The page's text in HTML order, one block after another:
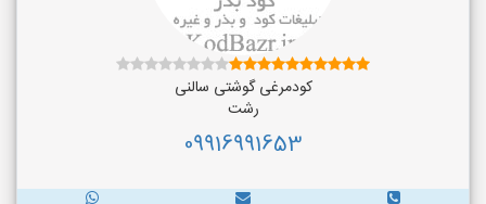
کودمرغی گوشتی سالنی
رشت
09916991653